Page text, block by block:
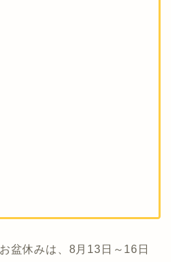
盆休みは、8月13日～16日